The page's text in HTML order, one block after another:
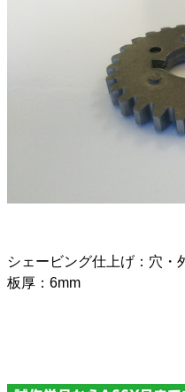
シェービング仕上げ：穴・
板厚：6mm